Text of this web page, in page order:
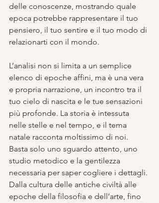
delle conoscenze, mostrando quale
epoca potrebbe rappresentare il tuo
pensiero, il tuo sentire e il tuo modo di
relazionarti con il mondo.
L’analisi non si limita a un semplice
elenco di epoche affini, ma è una vera
e propria narrazione, un incontro tra il
tuo cielo di nascita e le tue sensazioni
più profonde. La storia è intessuta
nelle stelle e nel tempo, e il tema
natale racconta moltissimo di noi.
Basta solo uno sguardo attento, uno
studio metodico e la gentilezza
necessaria per saper cogliere i dettagli.
Dalla cultura delle antiche civiltà alle
epoche della filosofia e dell’arte, fino